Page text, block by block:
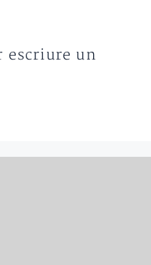
escriure un